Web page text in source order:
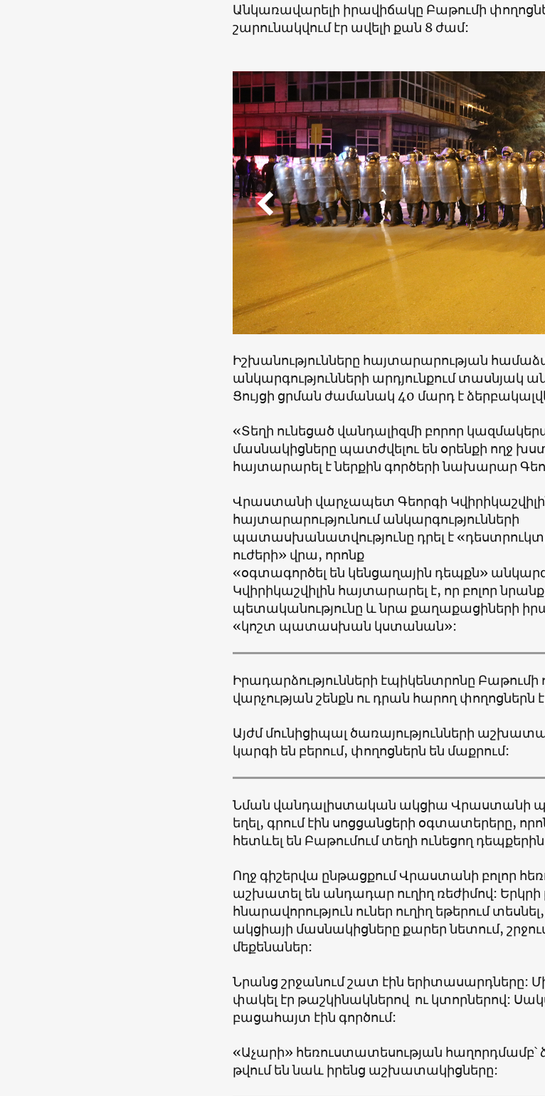
Անկառավարելի իրավիճակը Բաթումի
շարունակվում էր ավելի քան 8 ժամ:
Իշխանությունները հայտարարության
անկարգությունների արդյունքում տասնյակ
Ցույցի ցրման ժամանակ 40 մարդ է
«Տեղի ունեցած վանդալիզմի բորոր
մասնակիցները պատժվելու են օրենքի ողջ
հայտարարել է ներքին գործերի նախարար
Վրաստանի վարչապետ Գեորգի
հայտարարությունում անկարգությունների
պատասխանատվությունը դրել է
ուժերի» վրա, որոնք
«օգտագործել են կենցաղային դեպքն»
Կվիրիկաշվիլին հայտարարել է, որ բոլոր
պետականությունը և նրա քաղաքացիների
«կոշտ պատասխան կստանան»:
Իրադարձությունների էպիկենտրոնը
վարչության շենքն ու դրան հարող փողոցներն
Այժմ մունիցիպալ ծառայությունների
կարգի են բերում, փողոցներն են մաքրում:
Նման վանդալիստական ակցիա Վրաստանի
եղել, գրում էին սոցցանցերի օգտատերերը,
հետևել են Բաթումում տեղի ունեցող
Ողջ գիշերվա ընթացքում Վրաստանի բոլոր
աշխատել են անդադար ուղիղ ռեժիմով: Երկրի
հնարավորություն ուներ ուղիղ եթերում
ակցիայի մասնակիցները քարեր նետում,
մեքենաներ:
Նրանց շրջանում շատ էին երիտասարդները:
փակել էր թաշկինակներով ու կտորներով:
բացահայտ էին գործում:
«Աչարի» հեռուստատեսության հաղորդմամբ՝
թվում են նաև իրենց աշխատակիցները: